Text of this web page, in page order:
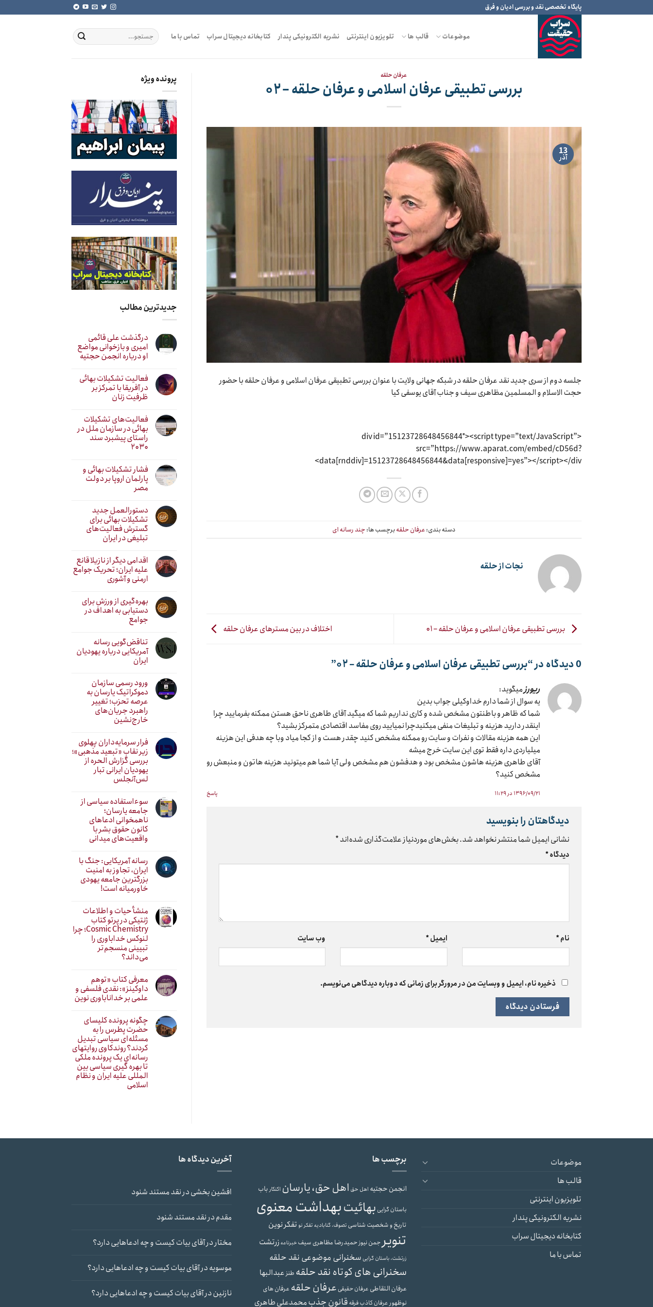
to
پایگاه تخصصی نقد و بررسی ادیان و فرق
موضوعات قالب ها تلویزیون اینترنتی نشریه الکترونیکی پندار کتابخانه دیجیتال سراب تماس با ما
عرفان حلقه
بررسی تطبیقی عرفان اسلامی و عرفان حلقه – ۰۲
13
آذر
جلسه دوم از سری جدید نقد عرفان حلقه در شبکه جهانی ولایت با عنوان بررسی تطبیقی عرفان اسلامی و عرفان حلقه با حضور
حجت الاسلام و المسلمین مظاهری سیف و جناب آقای یوسفی کیا
<div id=”15123728648456844″><script type=”text/JavaScript”
src=”https://www.aparat.com/embed/cD56d?
data[rnddiv]=15123728648456844&data[responsive]=yes”></script></div>
دسته بندی: عرفان حلقهبرچسب ها: چند رسانه ای
نجات از حلقه
بررسی تطبیقی عرفان اسلامی و عرفان حلقه – ۰۱ اختلاف در بین مسترهای عرفان حلقه
0 دیدگاه در “ بررسی تطبیقی عرفان اسلامی و عرفان حلقه – ۰۲ ”
ريورزمیگوید:
یه سوال از شما دارم خداوکیلی جواب بدین
شما که ظاهر و باطنتون مشخص شده و کاری نداریم شما که میگید آقای طاهری ناحق هستن ممکنه بفرمایید چرا
اینقدر دارید هزینه و تبلیغات منفی میکنیدچرا نمیایید روی مفاسد اقتصادی متمرکز بشید؟
این همه هزینه مقالات و نفرات و سایت رو ممکنه مشخص کنید چقدر هست و از کجا میاد وبا چه هدفی این هزینه
میلیاردی داره فقط توی این سایت خرج میشه
آقای طاهری هزینه هاشون مشخص بود و هدفشون هم مشخص ولی آیا شما هم میتونید هزینه هاتون و منبعش رو
مشخص کنید؟
۱۳۹۶/۰۹/۲۱ در ۱۱:۲۹ پاسخ
دیدگاهتان را بنویسید
نشانی ایمیل شما منتشر نخواهد شد.بخش‌های موردنیاز علامت‌گذاری شده‌اند*
دیدگاه*
نام* ایمیل* وب‌ سایت
ذخیره نام، ایمیل و وبسایت من در مرورگر برای زمانی که دوباره دیدگاهی می‌نویسم.
پرونده ویژه
جدیدترین مطالب
درگذشت علی قائمی
امیری و بازخوانی مواضع
او درباره انجمن حجتیه
فعالیت تشکیلات بهائی
در آفریقا با تمرکز بر
ظرفیت زنان
فعالیت‌های تشکیلات
بهائی در سازمان ملل در
راستای پیشبرد سند
۲۰۳۰
فشار تشکیلات بهائی و
پارلمان اروپا بر دولت
مصر
دستورالعمل جدید
تشکیلات بهائی برای
گسترش فعالیت‌های
تبلیغی در ایران
اقدامی دیگر از نازیلا قانع
علیه ایران؛ تحریک جوامع
ارمنی و آشوری
بهره‌گیری از ورزش برای
دستیابی به اهداف در
جوامع
تناقض‌گویی رسانه
آمریکایی درباره یهودیان
ایران
ورود رسمی سازمان
دموکراتیک یارسان به
عرصه تحزب؛ تغییر
راهبرد جریان‌های
خارج‌نشین
فرار سرمایه‌داران پهلوی
زیر نقابِ «تبعید مذهبی»؛
بررسی گزارش الحره از
یهودیان ایرانی تبار
لس‌آنجلس
سوءاستفاده سیاسی از
جامعه یارسان؛
ناهمخوانی ادعاهای
کانون حقوق بشر با
واقعیت‌های میدانی
رسانه آمریکایی: جنگ با
ایران، تجاوز به امنیت
بزرگترین جامعه یهودی
خاورمیانه است!
منشأ حیات و اطلاعات
ژنتیکی در پرتو کتاب
Cosmic Chemistry؛ چرا
لنوکس خداباوری را
تبیینی منسجم‌تر
می‌داند؟
معرفی کتاب «توهم
داوکینز»: نقدی فلسفی و
علمی بر خداناباوری نوین
چگونه پرونده کلیسای
حضرت پطرس را به
مسئله‌ای سیاسی تبدیل
کردند؟ روندکاوی روایتهای
رسانه‌ایِ یک پرونده ملکی
تا بهره گیری سیاسی بین
المللی علیه ایران و نظام
اسلامی
موضوعات
قالب ها
تلویزیون اینترنتی
نشریه الکترونیکی پندار
کتابخانه دیجیتال سراب
تماس با ما
برچسب ها
انجمن حجتیه اهل حق اهل حق، یارسان اکنکارباب
باستان گرایی بهائیتبهداشت معنوی
تاریخ و شخصیت شناسی تصوف، گنابادیه تفکر نوتفکر نوین
تنویر جمن نیوزحمیدرضا مظاهری سیفخبرنامهزرتشت
زرتشت، باستان گرایی سخنرانی موضوعی نقد حلقه
سخنرانی های کوتاه نقد حلقه طنزعبدالبها
عرفان التقاطی عرفان حقیقی عرفان حلقه عرفان های
نوظهورعرفان کاذبفرقه قانون جذبمحمدعلی طاهری
آخرین دیدگاه ها
افشین بخشیدرنقد مستند شنود
مقدمدرنقد مستند شنود
مختاردرآقای بیات کیست و چه ادعاهایی دارد؟
موسویهدرآقای بیات کیست و چه ادعاهایی دارد؟
نازنیندرآقای بیات کیست و چه ادعاهایی دارد؟